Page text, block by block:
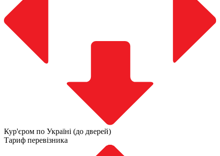
Кур'єром по Україні (до дверей)
Тариф перевізника